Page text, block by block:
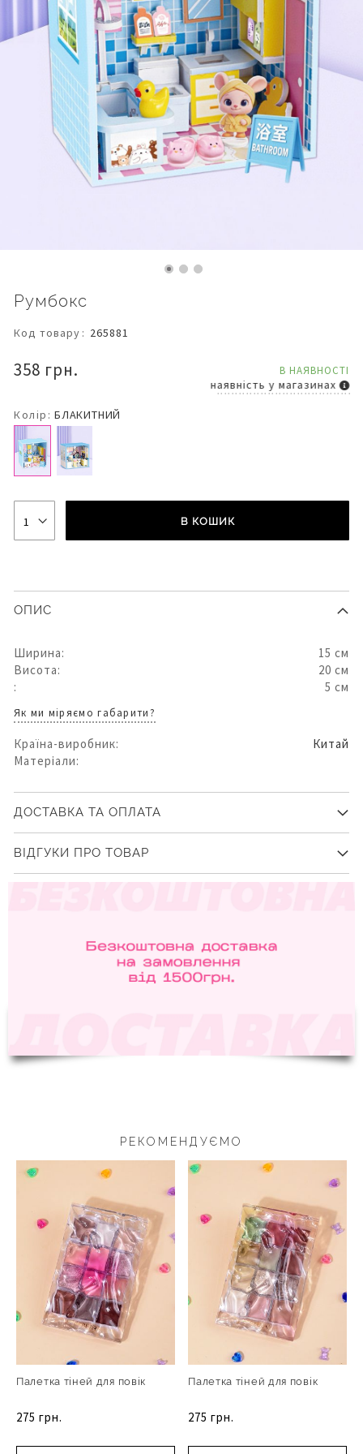
Румбокс
Код товару 265881
358 грн. В НАЯВНОСТІ
наявність у магазинах
Колір: БЛАКИТНИЙ
В КОШИК
галереї
ОПИС
Ширина:
15 см
Висота:
20 см
:
5 см
Як ми міряємо габарити?
Країна-виробник:
Китай
Матеріали:
ДОСТАВКА ТА ОПЛАТА
ВІДГУКИ ПРО ТОВАР
РЕКОМЕНДУЄМО
Палетка тіней для повік
275 грн.
Палетка тіней для повік
275 грн.